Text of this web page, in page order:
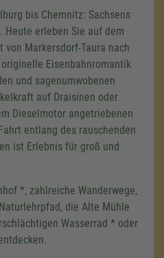
bis Chemnitz: Sachsens
Heute erleben Sie auf dem
Markersdorf-Taura nach
Eisenbahnromantik
und sagenumwobenen
auf Draisinen oder
Dieselmotor angetriebenen
entlang des rauschenden
ist Erlebnis für groß und
*, zahlreiche Wanderwege,
die Alte Mühle
Wasserrad * oder